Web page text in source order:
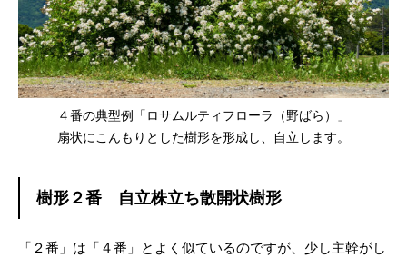
４番の典型例「ロサムルティフローラ（野ばら）」
扇状にこんもりとした樹形を形成し、自立します。
樹形２番 自立株立ち散開状樹形
「２番」は「４番」とよく似ているのですが、少し主幹がし